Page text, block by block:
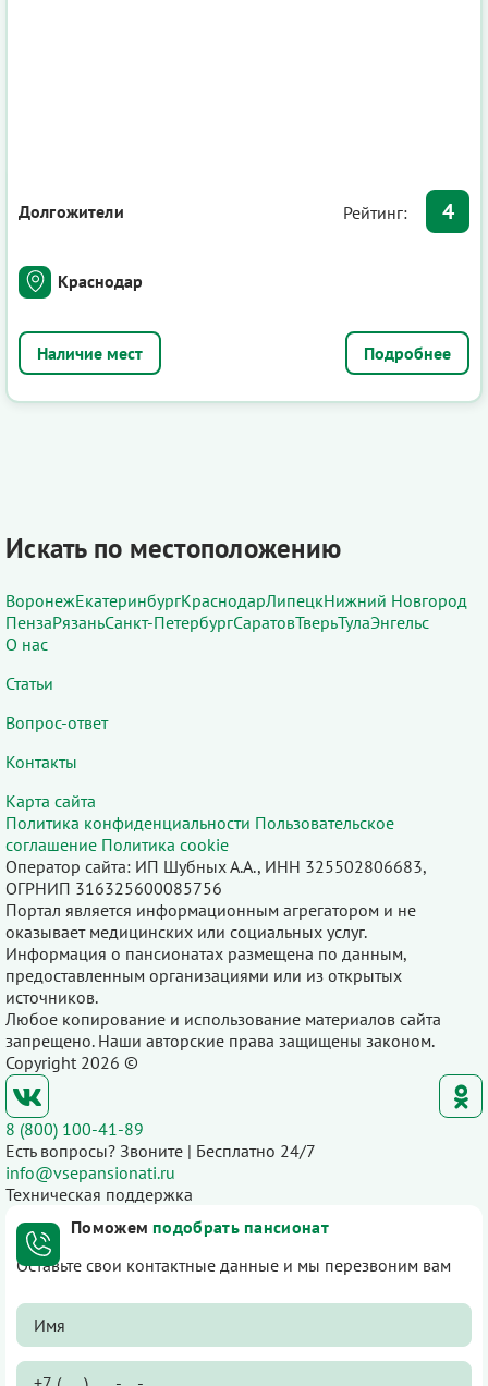
Долгожители Рейтинг: 4
Краснодар
Подробнее
Искать по местоположению
ВоронежЕкатеринбургКраснодарЛипецкНижний Новгород
ПензаРязаньСанкт-ПетербургСаратовТверьТулаЭнгельс
О нас
Статьи
Вопрос-ответ
Контакты
Карта сайта
Политика конфиденциальности Пользовательское
соглашение Политика cookie
Оператор сайта: ИП Шубных А.А., ИНН 325502806683,
ОГРНИП 316325600085756
Портал является информационным агрегатором и не
оказывает медицинских или социальных услуг.
Информация о пансионатах размещена по данным,
предоставленным организациями или из открытых
источников.
Любое копирование и использование материалов сайта
запрещено. Наши авторские права защищены законом.
Copyright 2026 ©
8 (800) 100-41-89
Есть вопросы? Звоните | Бесплатно 24/7
info@vsepansionati.ru
Техническая поддержка
Поможем подобрать пансионат
Оставьте свои контактные данные и мы перезвоним вам